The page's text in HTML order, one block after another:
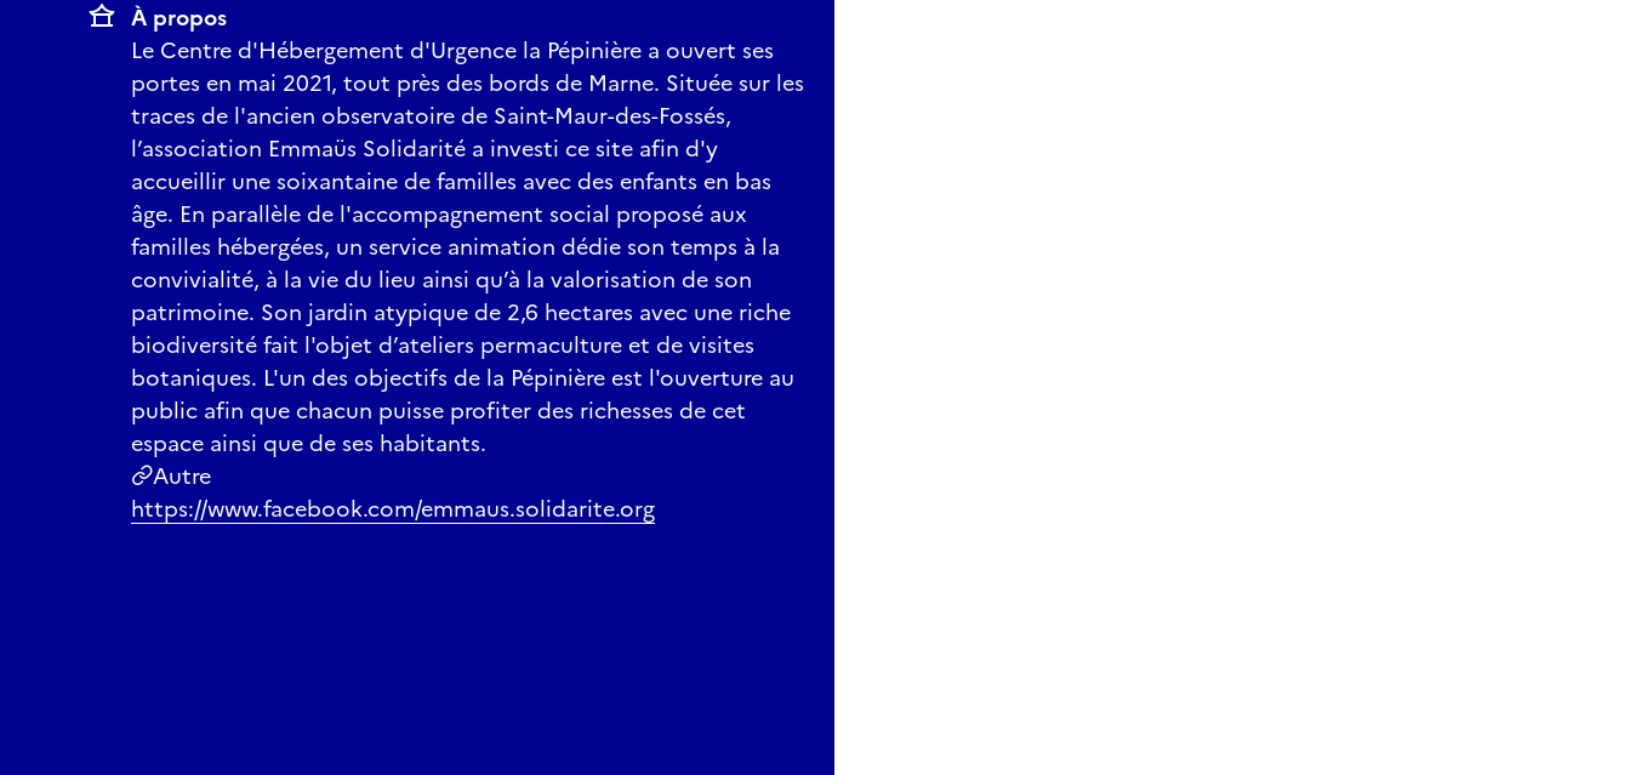
À propos
Le Centre d'Hébergement d'Urgence la Pépinière a ouvert ses
portes en mai 2021, tout près des bords de Marne. Située sur les
traces de l'ancien observatoire de Saint-Maur-des-Fossés,
l’association Emmaüs Solidarité a investi ce site afin d'y
accueillir une soixantaine de familles avec des enfants en bas
âge. En parallèle de l'accompagnement social proposé aux
familles hébergées, un service animation dédie son temps à la
convivialité, à la vie du lieu ainsi qu’à la valorisation de son
patrimoine. Son jardin atypique de 2,6 hectares avec une riche
biodiversité fait l'objet d’ateliers permaculture et de visites
botaniques. L'un des objectifs de la Pépinière est l'ouverture au
public afin que chacun puisse profiter des richesses de cet
espace ainsi que de ses habitants.
Autre
https://www.facebook.com/emmaus.solidarite.org